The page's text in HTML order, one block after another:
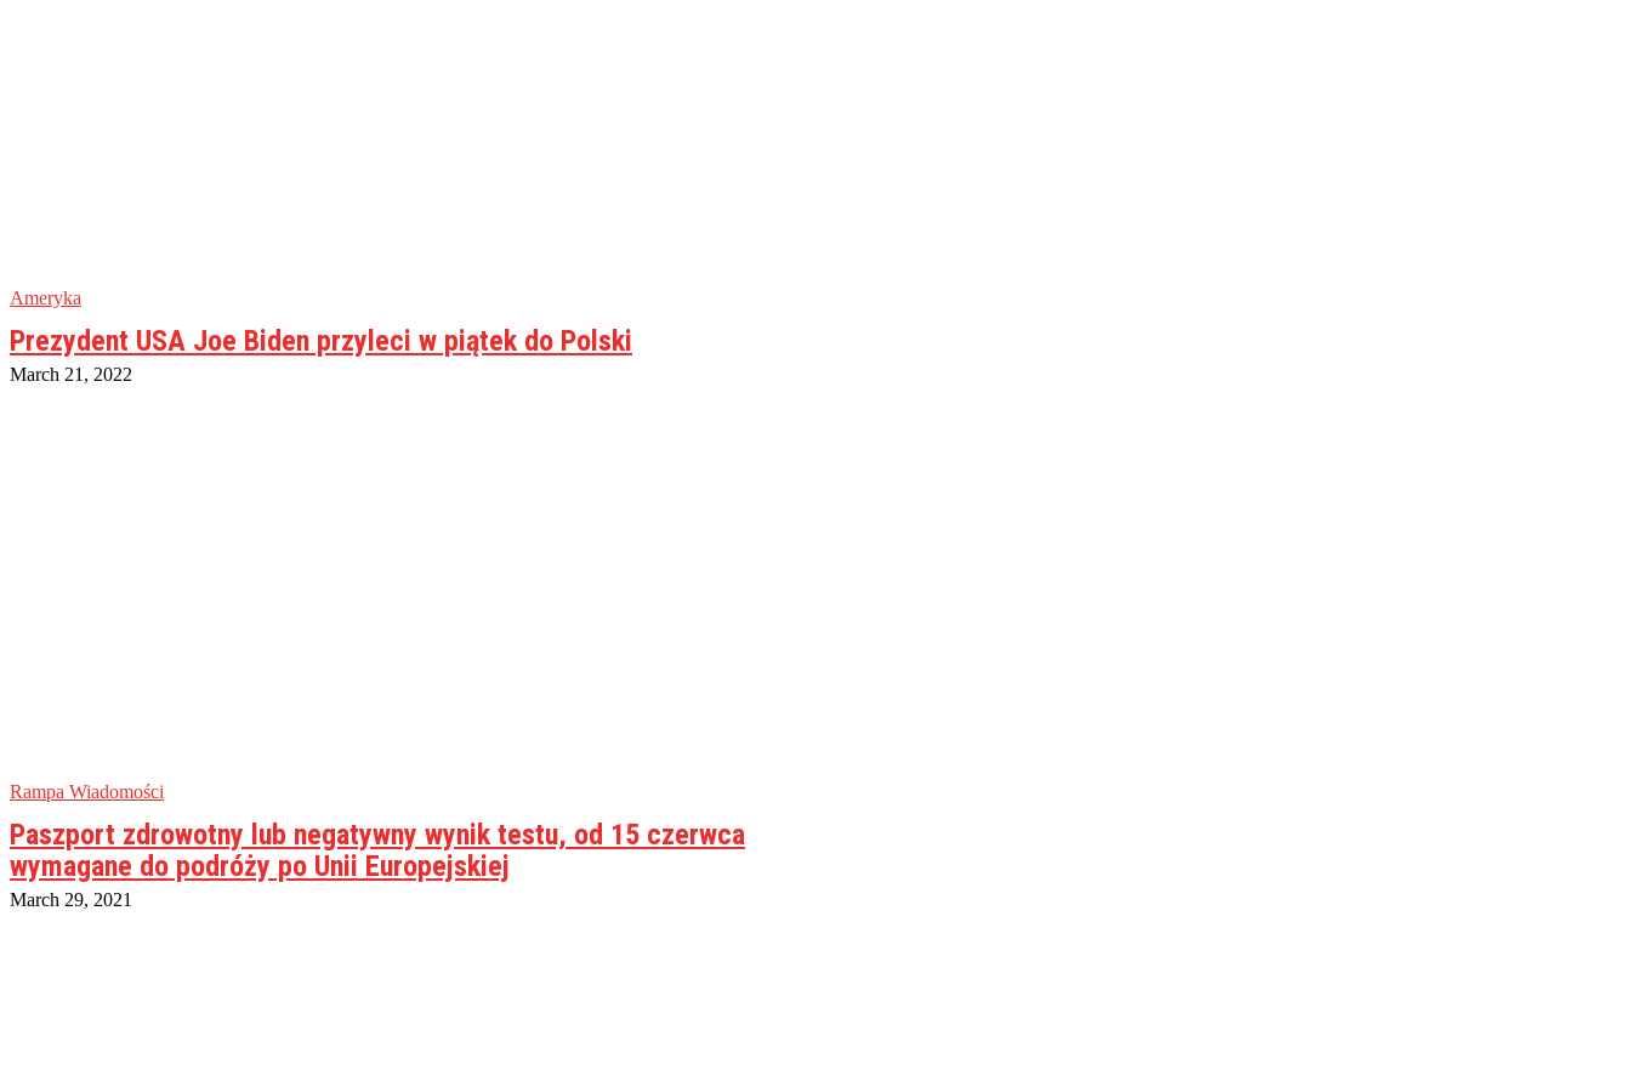
Ameryka
Prezydent USA Joe Biden przyleci w piątek do Polski
March 21, 2022
Rampa Wiadomości
Paszport zdrowotny lub negatywny wynik testu, od 15 czerwca
wymagane do podróży po Unii Europejskiej
March 29, 2021